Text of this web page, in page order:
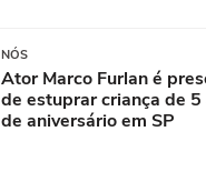
NÓS
Ator Marco Furlan é
de estuprar criança de
de aniversário em SP